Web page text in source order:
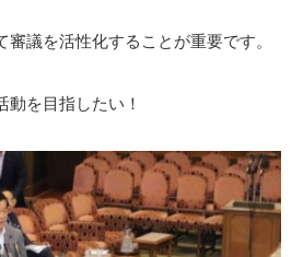
議を活性化することが重要です。
動を目指したい！